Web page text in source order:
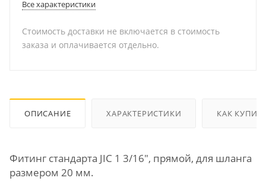
Все характеристики
Стоимость доставки не включается в стоимость
заказа и оплачивается отдельно.
ОПИСАНИЕ ХАРАКТЕРИСТИКИ КАК
Фитинг стандарта JIC 1 3/16", прямой, для шланга
размером 20 мм.